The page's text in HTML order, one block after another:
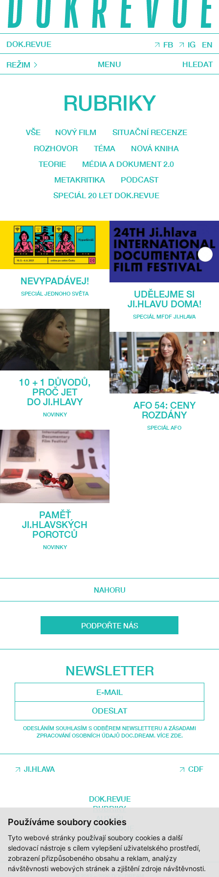
Používáme soubory cookies
Tyto webové stránky používají soubory cookies a další
sledovací nástroje s cílem vylepšení uživatelského prostředí,
zobrazení přizpůsobeného obsahu a reklam, analýzy
návštěvnosti webových stránek a zjištění zdroje návštěvnosti.
DOK.REVUE FB IG EN
REŽIM MENU HLEDAT
RUBRIKY
VŠE NOVÝ FILM
SITUAČNÍ RECENZE
ROZHOVOR
TÉMA
NOVÁ KNIHA
TEORIE
MÉDIA A DOKUMENT 2.0
METAKRITIKA
PODCAST
SPECIÁL 20 LET DOK.REVUE
NEVYPADÁVEJ!
SPECIÁL JEDNOHO SVĚTA
10 + 1 DŮVODŮ,
PROČ JET
DO JI.HLAVY
NOVINKY
PAMĚŤ
JI.HLAVSKÝCH
POROTCŮ
NOVINKY
UDĚLEJME SI
JI.HLAVU DOMA!
SPECIÁL MFDF JI.HLAVA
AFO 54: CENY
ROZDÁNY
SPECIÁL AFO
NAHORU
PODPOŘTE NÁS
NEWSLETTER
ODESLAT
ODESLÁNÍM SOUHLASÍM S ODBĚREM NEWSLETTERU A ZÁSADAMI
ZPRACOVÁNÍ OSOBNÍCH ÚDAJŮ DOC.DREAM. VÍCE ZDE.
JI.HLAVA CDF
DOK.REVUE
RUBRIKY
AUTOŘI
O DOK.REVUE
PODPOŘTE NÁS
KONTAKTY